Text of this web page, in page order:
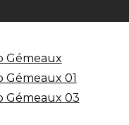
Gémeaux
Gémeaux 01
Gémeaux 03